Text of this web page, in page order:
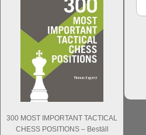
300 MOST IMPORTANT TACTICAL
CHESS POSITIONS – Beställ